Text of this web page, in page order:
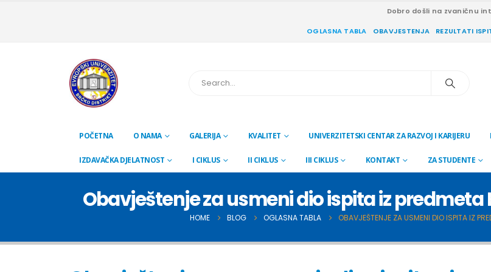
Dobro došli na zvaničnu
OGLASNA TABLA OBAVJESTENJA REZULTATI
POČETNA O NAMA GALERIJA KVALITET UNIVERZITETSKI CENTAR ZA RAZVOJ I KARIJERU
IZDAVAČKA DJELATNOST I CIKLUS II CIKLUS III CIKLUS KONTAKT ZA STUDENTE
Obavještenje za usmeni dio ispita iz
HOME BLOG OGLASNA TABLA OBAVJEŠTENJE ZA USMENI DIO ISPITA IZ